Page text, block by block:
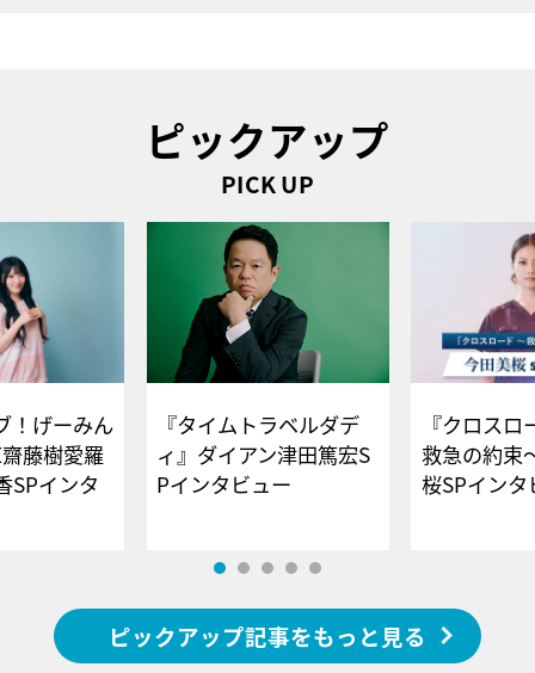
ピックアップ
PICK UP
！げーみん
藤樹愛羅
SPインタ
『タイムトラベルダデ
ィ』ダイアン津田篤宏S
Pインタビュー
『クロス
救急の約束
桜SPイ
ピックアップ記事をもっと見る